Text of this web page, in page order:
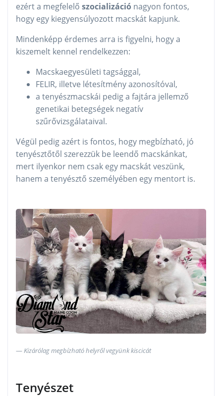
ezért a megfelelő szocializáció nagyon fontos,
hogy egy kiegyensúlyozott macskát kapjunk.
Mindenképp érdemes arra is figyelni, hogy a
kiszemelt kennel rendelkezzen:
Macskaegyesületi tagsággal,
FELIR, illetve létesítmény azonosítóval,
a tenyészmacskái pedig a fajtára jellemző
genetikai betegségek negatív
szűrővizsgálataival.
Végül pedig azért is fontos, hogy megbízható, jó
tenyésztőtől szerezzük be leendő macskánkat,
mert ilyenkor nem csak egy macskát veszünk,
hanem a tenyésztő személyében egy mentort is.
Kizárólag megbízható helyről vegyünk kiscicát
Tenyészet